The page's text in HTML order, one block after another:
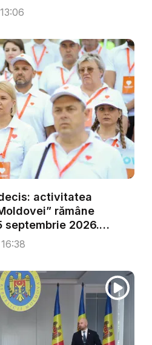
activitatea
rămâne
septembrie 2026.